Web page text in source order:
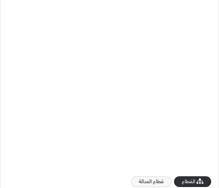
القطاع
قطاع العدالة